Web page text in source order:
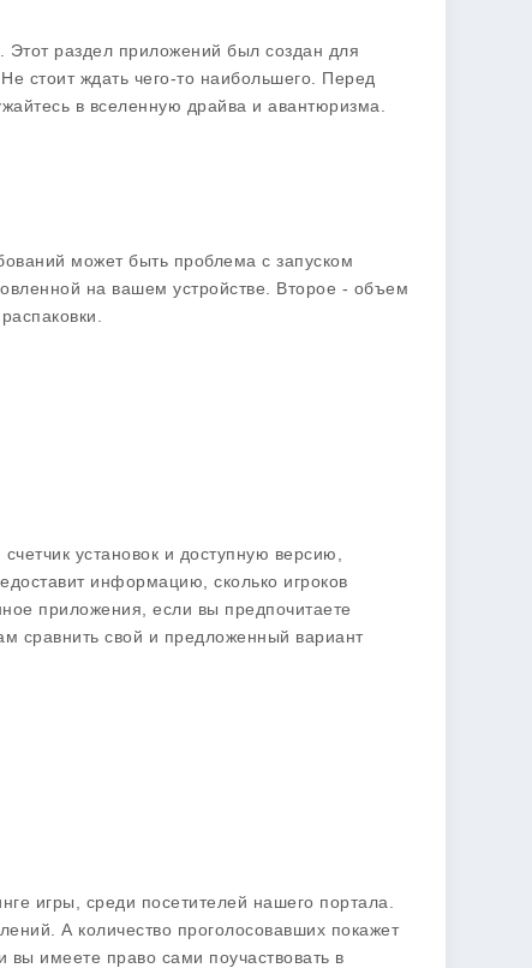
Этот раздел приложений был создан для
стоит ждать чего-то наибольшего. Перед
в вселенную драйва и авантюризма.
может быть проблема с запуском
на вашем устройстве. Второе - объем
установок и доступную версию,
информацию, сколько игроков
приложения, если вы предпочитаете
сравнить свой и предложенный вариант
игры, среди посетителей нашего портала.
А количество проголосовавших покажет
вы имеете право сами поучаствовать в